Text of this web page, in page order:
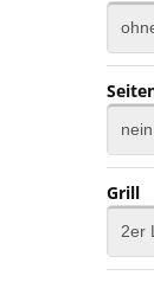
Grill